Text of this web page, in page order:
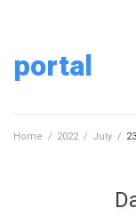
portal
Home / 2022 / July / 23